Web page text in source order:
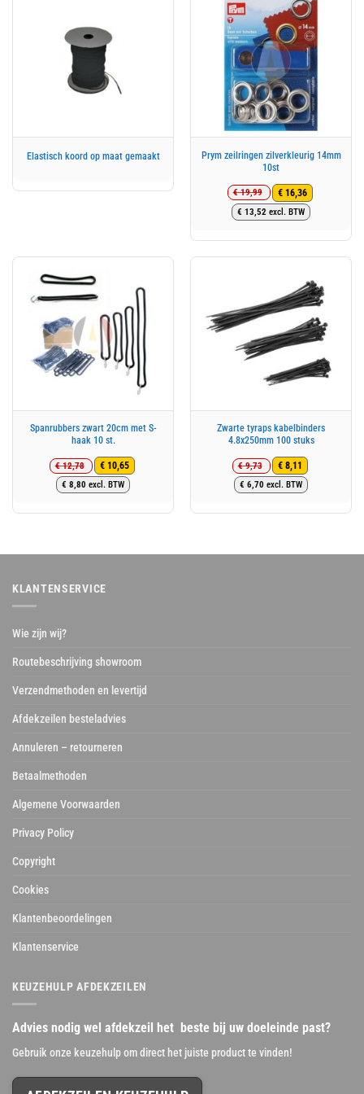
Elastisch koord op maat gemaakt
Prym zeilringen zilverkleurig 14mm
10st
€19,99
Oorspronkelijke
prijs
€ 19,99.
€ 16,36
Huidige
prijs
€ 16,36.
€ 13,52 excl. BTW
Spanrubbers zwart 20cm met S-
haak 10 st.
€12,78
Oorspronkelijke
prijs
€ 12,78.
€ 10,65
Huidige
prijs
€ 10,65.
€ 8,80 excl. BTW
Zwarte tyraps kabelbinders
4.8x250mm 100 stuks
€9,73
Oorspronkelijke
prijs
€ 9,73.
€ 8,11
Huidige
prijs
€ 8,11.
€ 6,70 excl. BTW
KLANTENSERVICE
Wie zijn wij?
Routebeschrijving showroom
Verzendmethoden en levertijd
Afdekzeilen besteladvies
Annuleren – retourneren
Betaalmethoden
Algemene Voorwaarden
Privacy Policy
Copyright
Cookies
Klantenbeoordelingen
Klantenservice
KEUZEHULP AFDEKZEILEN
Advies nodig wel afdekzeil het beste bij uw doeleinde past?
Gebruik onze keuzehulp om direct het juiste product te vinden!